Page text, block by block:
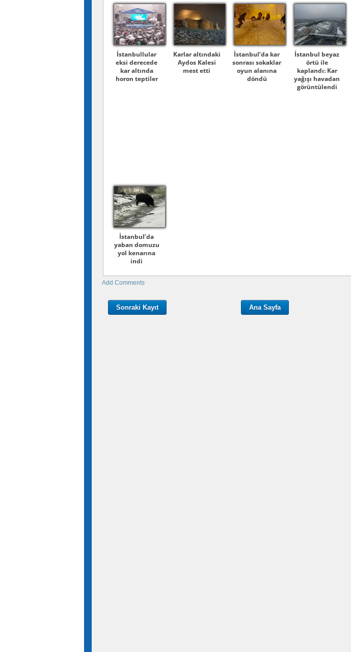
İstanbullular
eksi derecede
kar altında
horon teptiler
Karlar altındaki
Aydos Kalesi
mest etti
İstanbul’da kar
sonrası sokaklar
oyun alanına
döndü
İstanbul beyaz
örtü ile
kaplandı: Kar
yağışı havadan
görüntülendi
İstanbul’da
yaban domuzu
yol kenarına
indi
Add Comments
Sonraki Kayıt Ana Sayfa